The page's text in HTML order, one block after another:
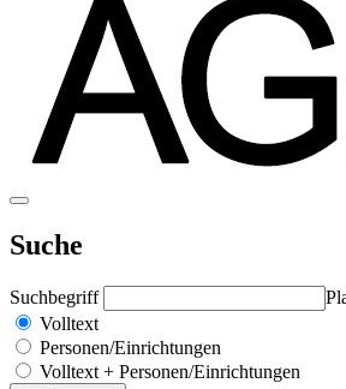
Suche
Suchbegriff
Volltext
Personen/Einrichtungen
Volltext + Personen/Einrichtungen